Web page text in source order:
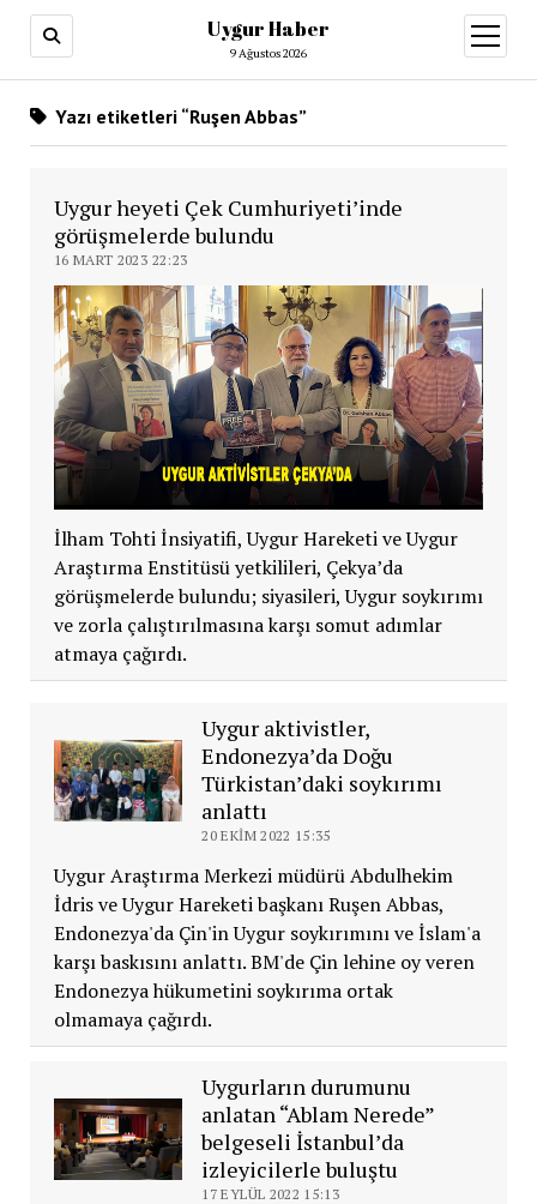
Uygur Haber
9 Ağustos 2026
aç
Yazı etiketleri “Ruşen Abbas”
Uygur heyeti Çek Cumhuriyeti’inde
görüşmelerde bulundu
16 MART 2023 22:23
İlham Tohti İnsiyatifi, Uygur Hareketi ve Uygur
Araştırma Enstitüsü yetkilileri, Çekya’da
görüşmelerde bulundu; siyasileri, Uygur soykırımı
ve zorla çalıştırılmasına karşı somut adımlar
atmaya çağırdı.
Uygur aktivistler,
Endonezya’da Doğu
Türkistan’daki soykırımı
anlattı
20 EKIM 2022 15:35
Uygur Araştırma Merkezi müdürü Abdulhekim
İdris ve Uygur Hareketi başkanı Ruşen Abbas,
Endonezya'da Çin'in Uygur soykırımını ve İslam'a
karşı baskısını anlattı. BM'de Çin lehine oy veren
Endonezya hükumetini soykırıma ortak
olmamaya çağırdı.
Uygurların durumunu
anlatan “Ablam Nerede”
belgeseli İstanbul’da
izleyicilerle buluştu
17 EYLÜL 2022 15:13